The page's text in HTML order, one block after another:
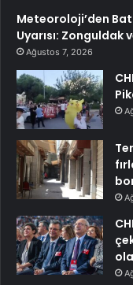
Meteoroloji’den
Uyarısı: Zonguldak
Ağustos 7, 2026